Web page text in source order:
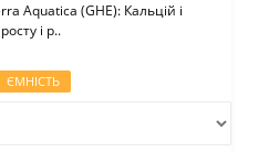
Aquatica (GHE): Кальцій і
і р..
ЄМНІСТЬ